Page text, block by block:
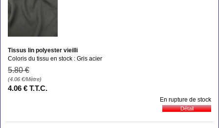
Tissus lin polyester vieilli
Coloris du tissu en stock : Gris acier
5.80 €
(4.06 €/Mètre)
4.06 € T.T.C.
En rupture de stock